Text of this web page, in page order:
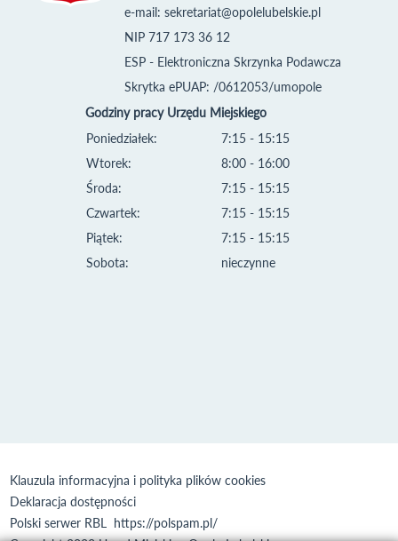
e-mail: sekretariat@opolelubelskie.pl
NIP 717 173 36 12
ESP - Elektroniczna Skrzynka Podawcza
Skrytka ePUAP: /0612053/umopole
Godziny pracy Urzędu Miejskiego
Poniedziałek:
Wtorek:
Środa:
Czwartek:
Piątek:
Sobota:
7:15 - 15:15
8:00 - 16:00
7:15 - 15:15
7:15 - 15:15
7:15 - 15:15
nieczynne
Klauzula informacyjna i polityka plików cookies
Deklaracja dostępności
Polski serwer RBL https://polspam.pl/